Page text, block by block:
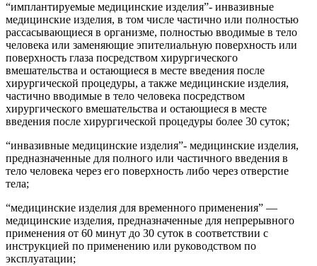
“имплантируемые медицинские изделия”- инвазивные
медицинские изделия, в том числе частично или полностью
рассасывающиеся в организме, полностью вводимые в тело
человека или заменяющие эпителиальную поверхность или
поверхность глаза посредством хирургического
вмешательства и остающиеся в месте введения после
хирургической процедуры, а также медицинские изделия,
частично вводимые в тело человека посредством
хирургического вмешательства и остающиеся в месте
введения после хирургической процедуры более 30 суток;
“инвазивные медицинские изделия”- медицинские изделия,
предназначенные для полного или частичного введения в
тело человека через его поверхность либо через отверстие
тела;
“медицинские изделия для временного применения” —
медицинские изделия, предназначенные для непрерывного
применения от 60 минут до 30 суток в соответствии с
инструкцией по применению или руководством по
эксплуатации;